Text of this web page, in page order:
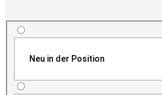
Neu in der Position